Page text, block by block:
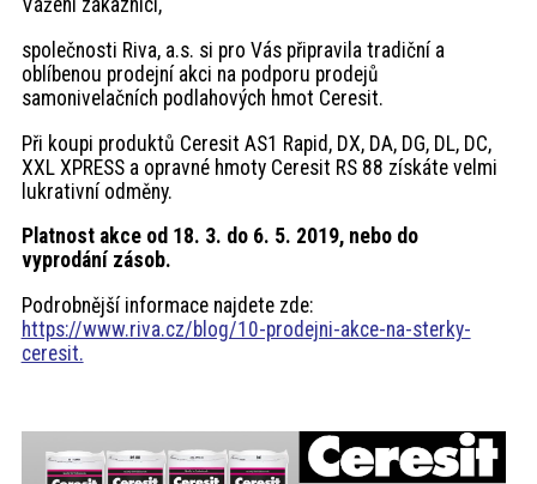
akce
ProfiMag
Kontakt
Vážení zákazníci,
společnosti Riva, a.s. si pro Vás připravila tradiční a
oblíbenou prodejní akci na podporu prodejů
samonivelačních podlahových hmot Ceresit.
Při koupi produktů Ceresit AS1 Rapid, DX, DA, DG, DL, DC,
XXL XPRESS a opravné hmoty Ceresit RS 88 získáte velmi
lukrativní odměny.
Platnost akce od 18. 3. do 6. 5. 2019, nebo do
vyprodání zásob.
Podrobnější informace najdete zde:
https://www.riva.cz/blog/10-prodejni-akce-na-sterky-
ceresit.